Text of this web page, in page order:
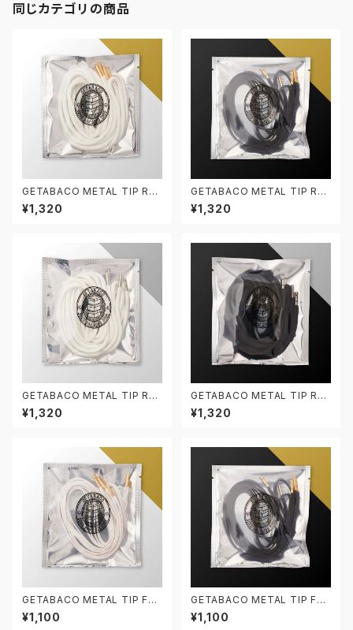
同じカテゴリの商品
GETABACO METAL TIP RO
PE LACES WHITE/GOLD ゲ
タバコ ロープレース 5mm/120
¥1,320
GETABACO METAL TIP RO
PE LACES BLACK/GOLD ゲ
タバコ ロープレース 5mm/120
¥1,320
GETABACO METAL TIP RO
PE LACES WHITE/SILVER ゲ
タバコ ロープレース 5mm/120
¥1,320
GETABACO METAL TIP RO
PE LACES BLACK/SILVER ゲ
タバコ ロープレース 5mm/120
¥1,320
GETABACO METAL TIP FLA
T LACES WHITE/GOLD ゲタ
バコ フラットレース 5mm/120c
¥1,100
GETABACO METAL TIP FLA
T LACES BLACK/GOLD ゲタ
バコ フラットレース 5mm/120c
¥1,100